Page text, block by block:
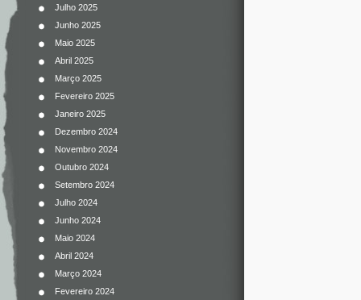
Julho 2025
Junho 2025
Maio 2025
Abril 2025
Março 2025
Fevereiro 2025
Janeiro 2025
Dezembro 2024
Novembro 2024
Outubro 2024
Setembro 2024
Julho 2024
Junho 2024
Maio 2024
Abril 2024
Março 2024
Fevereiro 2024